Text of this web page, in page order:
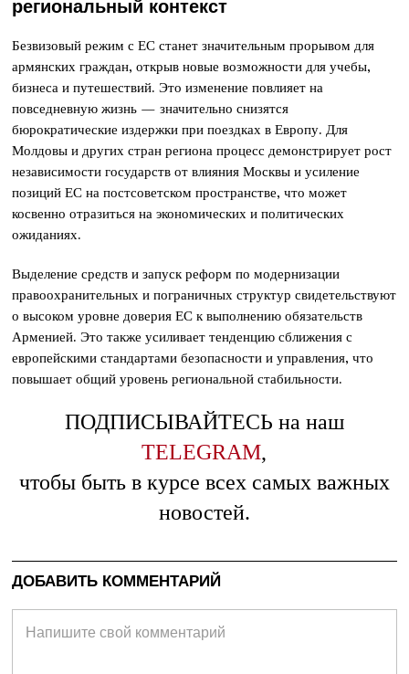
Безвизовый режим с ЕС станет значительным прорывом для
армянских граждан, открыв новые возможности для учебы,
бизнеса и путешествий. Это изменение повлияет на
повседневную жизнь — значительно снизятся
бюрократические издержки при поездках в Европу. Для
Молдовы и других стран региона процесс демонстрирует рост
независимости государств от влияния Москвы и усиление
позиций ЕС на постсоветском пространстве, что может
косвенно отразиться на экономических и политических
ожиданиях.
Выделение средств и запуск реформ по модернизации
правоохранительных и пограничных структур свидетельствуют
о высоком уровне доверия ЕС к выполнению обязательств
Арменией. Это также усиливает тенденцию сближения с
европейскими стандартами безопасности и управления, что
повышает общий уровень региональной стабильности.
ПОДПИСЫВАЙТЕСЬ на наш
TELEGRAM,
чтобы быть в курсе всех самых важных
новостей.
ДОБАВИТЬ КОММЕНТАРИЙ